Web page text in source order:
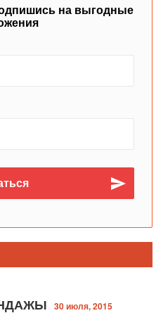
на выгодные
30 июля, 2015